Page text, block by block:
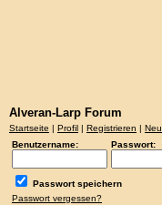
Alveran-Larp Forum
Startseite | Profil | Registrieren |
Benutzername:
Passwort:
Passwort speichern
Passwort vergessen?